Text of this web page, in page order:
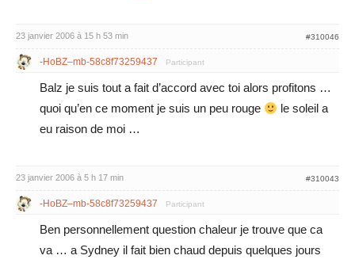
23 janvier 2006 à 15 h 53 min #310046
-HoBZ–mb-58c8f73259437 Participant
Balz je suis tout a fait d’accord avec toi alors profitons …
quoi qu’en ce moment je suis un peu rouge
le soleil a
eu raison de moi …
23 janvier 2006 à 5 h 17 min #310043
-HoBZ–mb-58c8f73259437 Participant
Ben personnellement question chaleur je trouve que ca
va … a Sydney il fait bien chaud depuis quelques jours